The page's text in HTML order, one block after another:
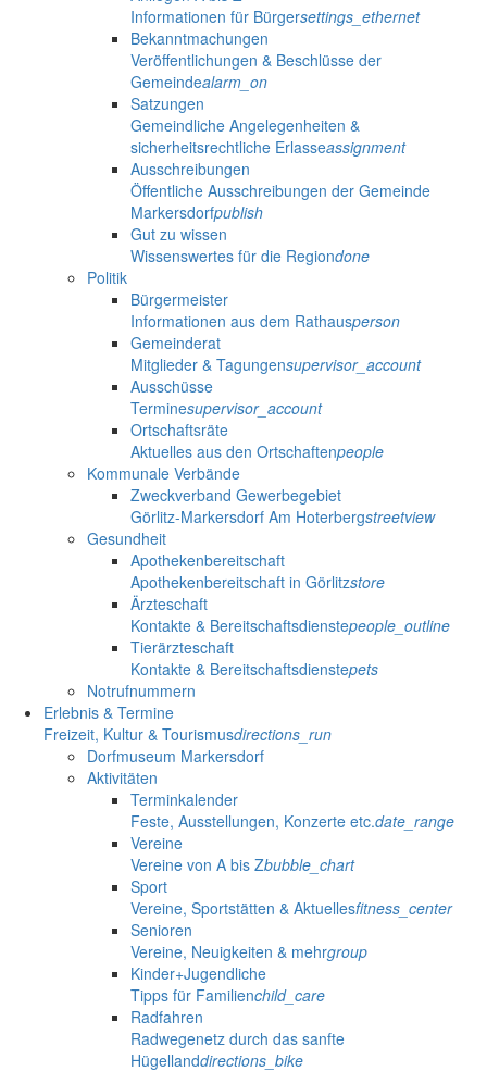
Informationen für Bürgersettings_ethernet
Bekanntmachungen
Veröffentlichungen & Beschlüsse der
Gemeindealarm_on
Satzungen
Gemeindliche Angelegenheiten &
sicherheitsrechtliche Erlasseassignment
Ausschreibungen
Öffentliche Ausschreibungen der Gemeinde
Markersdorfpublish
Gut zu wissen
Wissenswertes für die Regiondone
Politik
Bürgermeister
Informationen aus dem Rathausperson
Gemeinderat
Mitglieder & Tagungensupervisor_account
Ausschüsse
Terminesupervisor_account
Ortschaftsräte
Aktuelles aus den Ortschaftenpeople
Kommunale Verbände
Zweckverband Gewerbegebiet
Görlitz-Markersdorf Am Hoterbergstreetview
Gesundheit
Apothekenbereitschaft
Apothekenbereitschaft in Görlitzstore
Ärzteschaft
Kontakte & Bereitschaftsdienstepeople_outline
Tierärzteschaft
Kontakte & Bereitschaftsdienstepets
Notrufnummern
Erlebnis & Termine
Freizeit, Kultur & Tourismusdirections_run
Dorfmuseum Markersdorf
Aktivitäten
Terminkalender
Feste, Ausstellungen, Konzerte etc.date_range
Vereine
Vereine von A bis Zbubble_chart
Sport
Vereine, Sportstätten & Aktuellesfitness_center
Senioren
Vereine, Neuigkeiten & mehrgroup
Kinder+Jugendliche
Tipps für Familienchild_care
Radfahren
Radwegenetz durch das sanfte
Hügellanddirections_bike